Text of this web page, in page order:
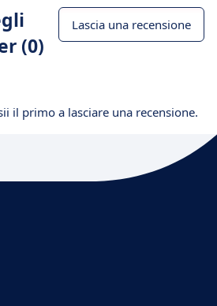
(0)
Lascia una recensione
il primo a lasciare una recensione.